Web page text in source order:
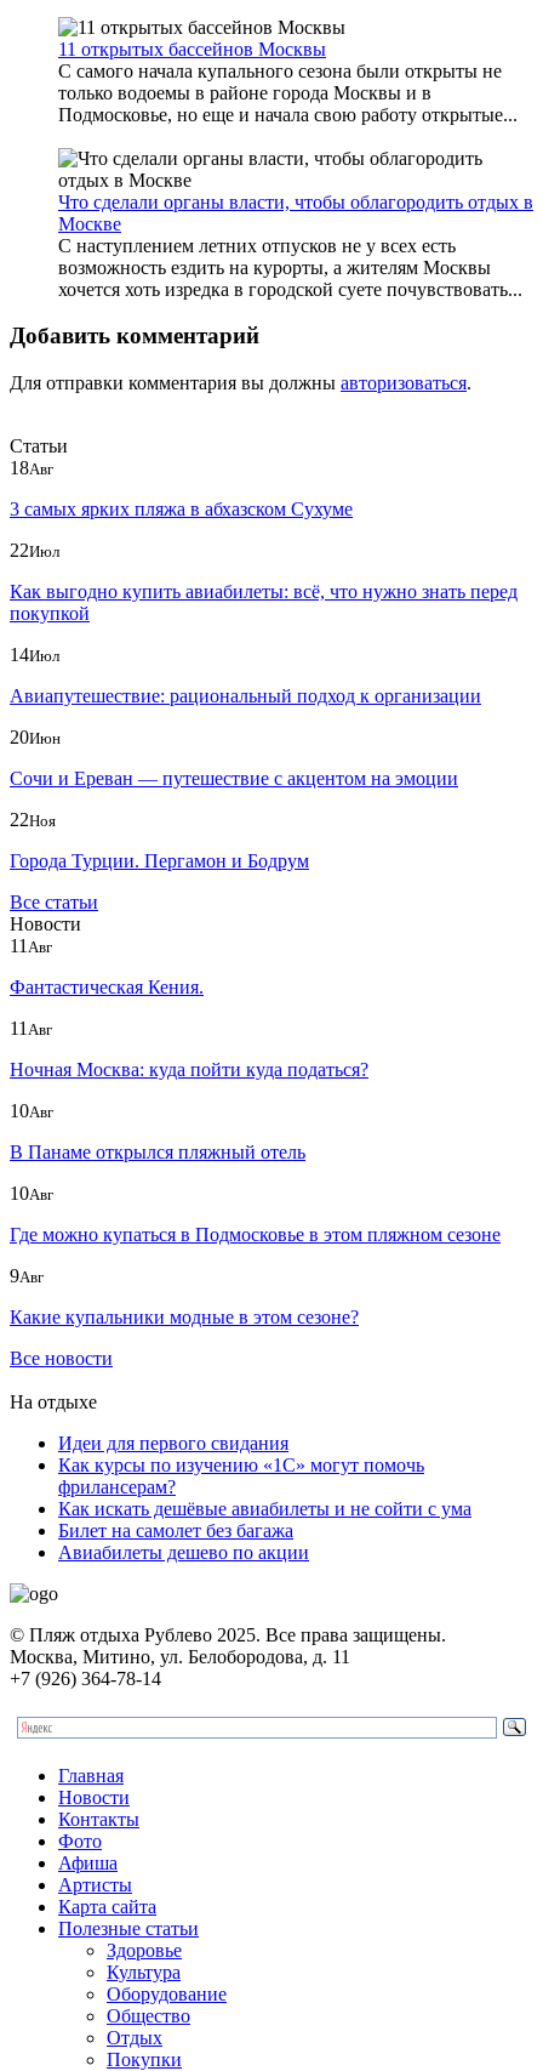
11 открытых бассейнов Москвы
С самого начала купального сезона были открыты не
только водоемы в районе города Москвы и в
Подмосковье, но еще и начала свою работу открытые...
Что сделали органы власти, чтобы облагородить отдых в
Москве
С наступлением летних отпусков не у всех есть
возможность ездить на курорты, а жителям Москвы
хочется хоть изредка в городской суете почувствовать...
Добавить комментарий
Для отправки комментария вы должны авторизоваться.
Статьи
18Авг
3 самых ярких пляжа в абхазском Сухуме
22Июл
Как выгодно купить авиабилеты: всё, что нужно знать перед
покупкой
14Июл
Авиапутешествие: рациональный подход к организации
20Июн
Сочи и Ереван — путешествие с акцентом на эмоции
22Ноя
Города Турции. Пергамон и Бодрум
Все статьи
Новости
11 Авг
Фантастическая Кения.
11 Авг
Ночная Москва: куда пойти куда податься?
10Авг
В Панаме открылся пляжный отель
10Авг
Где можно купаться в Подмосковье в этом пляжном сезоне
9Авг
Какие купальники модные в этом сезоне?
Все новости
На отдыхе
Идеи для первого свидания
Как курсы по изучению «1С» могут помочь
фрилансерам?
Как искать дешёвые авиабилеты и не сойти с ума
Билет на самолет без багажа
Авиабилеты дешево по акции
© Пляж отдыха Рублево 2025. Все права защищены.
Москва, Митино, ул. Белобородова, д. 11
+7 (926) 364-78-14
Главная
Новости
Контакты
Фото
Афиша
Артисты
Карта сайта
Полезные статьи
Здоровье
Культура
Оборудование
Общество
Отдых
Покупки